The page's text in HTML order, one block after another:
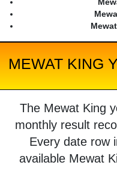
MEWAT KING
The Mewat King
monthly result
Every date row
available Mewat